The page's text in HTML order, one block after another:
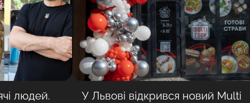
людей.
У Львові відкрився новий Multi